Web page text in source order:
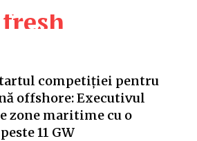
competiției pentru
offshore: Executivul
zone maritime cu o
11 GW